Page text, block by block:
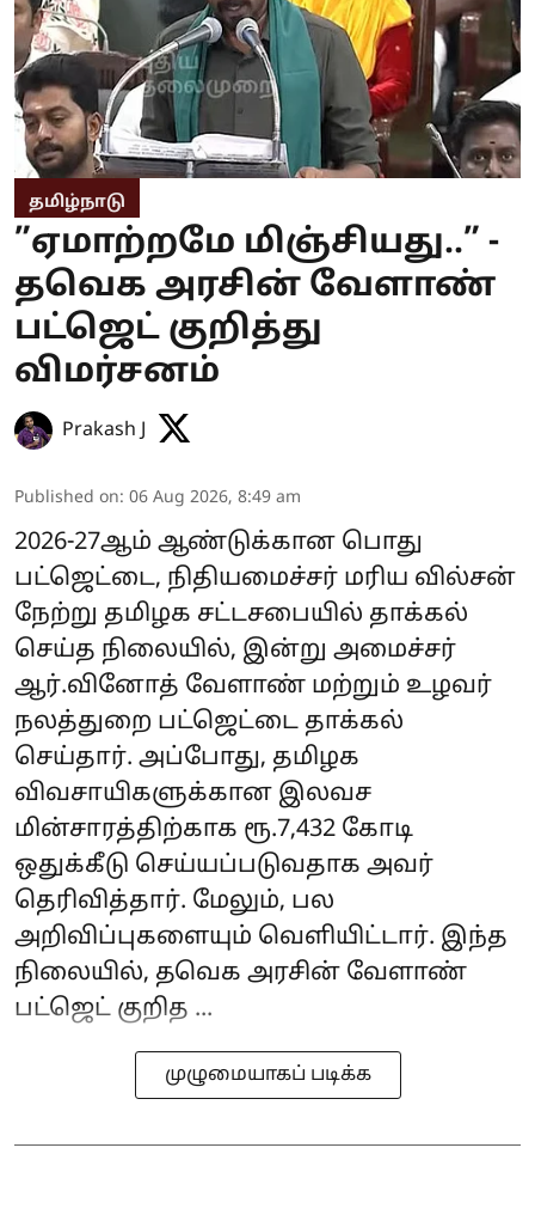
தமிழ்நாடு
”ஏமாற்றமே மிஞ்சியது..” -
தவெக அரசின் வேளாண்
பட்ஜெட் குறித்து
விமர்சனம்
Prakash J
Published on: 06 Aug 2026, 8:49 am
2026-27ஆம் ஆண்டுக்கான பொது
பட்ஜெட்டை, நிதியமைச்சர் மரிய வில்சன்
நேற்று தமிழக சட்டசபையில் தாக்கல்
செய்த நிலையில், இன்று அமைச்சர்
ஆர்.வினோத் வேளாண் மற்றும் உழவர்
நலத்துறை பட்ஜெட்டை தாக்கல்
செய்தார். அப்போது, தமிழக
விவசாயிகளுக்கான இலவச
மின்சாரத்திற்காக ரூ.7,432 கோடி
ஒதுக்கீடு செய்யப்படுவதாக அவர்
தெரிவித்தார். மேலும், பல
அறிவிப்புகளையும் வெளியிட்டார். இந்த
நிலையில், தவெக அரசின் வேளாண்
பட்ஜெட் குறித ...
முழுமையாகப் படிக்க